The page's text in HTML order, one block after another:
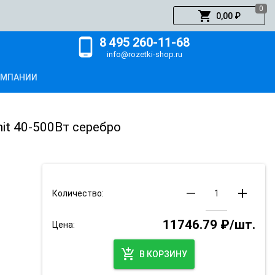
shopping_cart 0,00 ₽
0
phone_android 8 495 260-11-68
info@rozetki-shop.ru
40-500Вт серебро
Количество: remove add
Цена:
11746.79 ₽/шт.
add_shopping_cart
В КОРЗИНУ